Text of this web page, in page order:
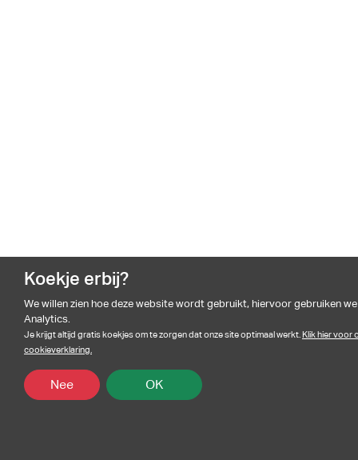
Koekje erbij?
We willen zien hoe deze website wordt gebruikt, hiervoor gebruiken
Analytics.
Je krijgt altijd gratis koekjes om te zorgen dat onze site optimaal werkt.Klik hier voor
cookieverklaring.
Nee OK